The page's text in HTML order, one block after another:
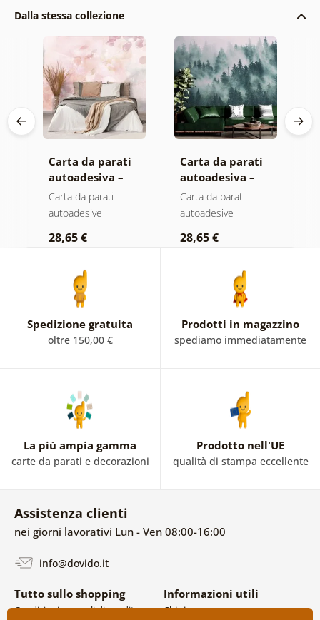
Dalla stessa collezione
Carta da parati
autoadesiva –
Foglie con
sfumatura
Carta da parati
autoadesive
28,65 €
Carta da parati
autoadesiva –
Foresta nella
nebbia
Carta da parati
autoadesive
28,65 €
Spedizione gratuita
oltre 150,00 €
Prodotti in magazzino
spediamo immediatamente
La più ampia gamma
carte da parati e decorazioni
Prodotto nell'UE
qualità di stampa eccellente
Assistenza clienti
nei giorni lavorativi Lun - Ven 08:00-16:00
info@dovido.it
Tutto sullo shopping
Condizioni generali di vendita e
Informazioni utili
Chi siamo